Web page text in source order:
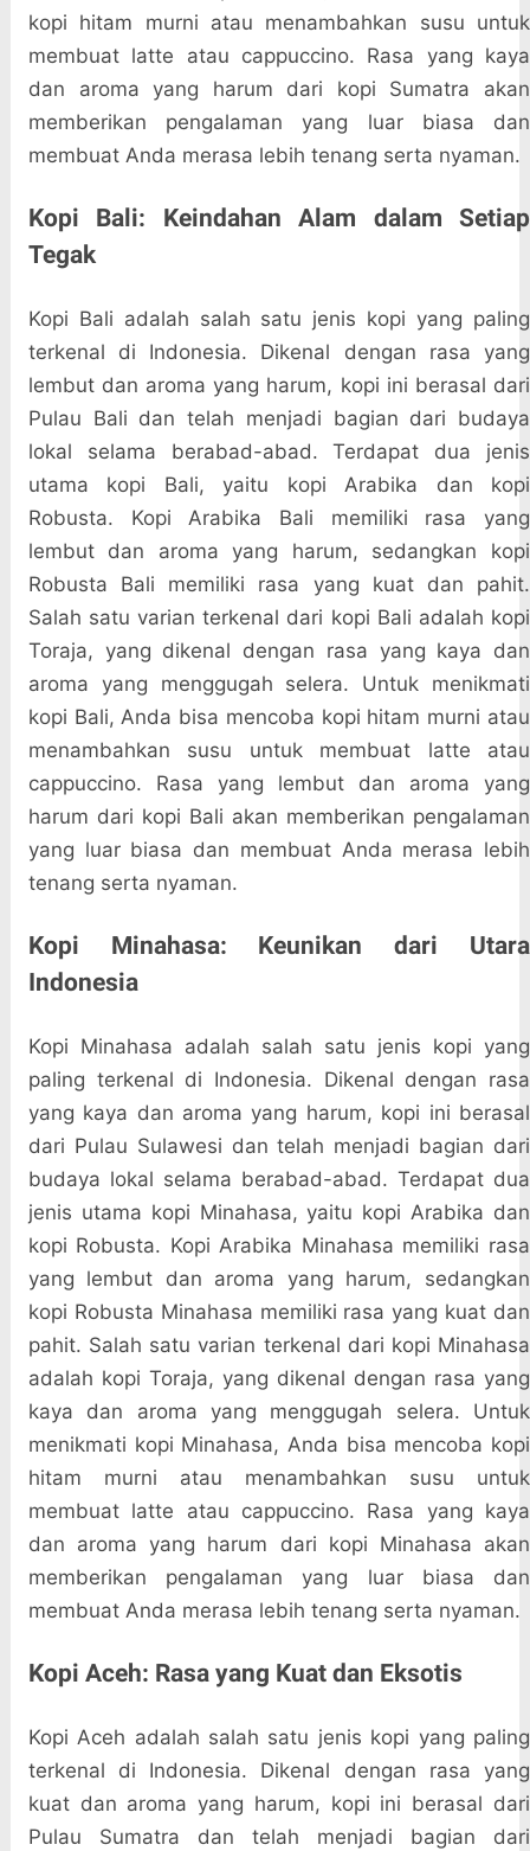
kopi hitam murni atau menambahkan susu untuk
membuat latte atau cappuccino. Rasa yang kaya
dan aroma yang harum dari kopi Sumatra akan
memberikan pengalaman yang luar biasa dan
membuat Anda merasa lebih tenang serta nyaman.
Kopi Bali: Keindahan Alam dalam Setiap
Tegak
Kopi Bali adalah salah satu jenis kopi yang paling
terkenal di Indonesia. Dikenal dengan rasa yang
lembut dan aroma yang harum, kopi ini berasal dari
Pulau Bali dan telah menjadi bagian dari budaya
lokal selama berabad-abad. Terdapat dua jenis
utama kopi Bali, yaitu kopi Arabika dan kopi
Robusta. Kopi Arabika Bali memiliki rasa yang
lembut dan aroma yang harum, sedangkan kopi
Robusta Bali memiliki rasa yang kuat dan pahit.
Salah satu varian terkenal dari kopi Bali adalah kopi
Toraja, yang dikenal dengan rasa yang kaya dan
aroma yang menggugah selera. Untuk menikmati
kopi Bali, Anda bisa mencoba kopi hitam murni atau
menambahkan susu untuk membuat latte atau
cappuccino. Rasa yang lembut dan aroma yang
harum dari kopi Bali akan memberikan pengalaman
yang luar biasa dan membuat Anda merasa lebih
tenang serta nyaman.
Kopi Minahasa: Keunikan dari Utara
Indonesia
Kopi Minahasa adalah salah satu jenis kopi yang
paling terkenal di Indonesia. Dikenal dengan rasa
yang kaya dan aroma yang harum, kopi ini berasal
dari Pulau Sulawesi dan telah menjadi bagian dari
budaya lokal selama berabad-abad. Terdapat dua
jenis utama kopi Minahasa, yaitu kopi Arabika dan
kopi Robusta. Kopi Arabika Minahasa memiliki rasa
yang lembut dan aroma yang harum, sedangkan
kopi Robusta Minahasa memiliki rasa yang kuat dan
pahit. Salah satu varian terkenal dari kopi Minahasa
adalah kopi Toraja, yang dikenal dengan rasa yang
kaya dan aroma yang menggugah selera. Untuk
menikmati kopi Minahasa, Anda bisa mencoba kopi
hitam murni atau menambahkan susu untuk
membuat latte atau cappuccino. Rasa yang kaya
dan aroma yang harum dari kopi Minahasa akan
memberikan pengalaman yang luar biasa dan
membuat Anda merasa lebih tenang serta nyaman.
Kopi Aceh: Rasa yang Kuat dan Eksotis
Kopi Aceh adalah salah satu jenis kopi yang paling
terkenal di Indonesia. Dikenal dengan rasa yang
kuat dan aroma yang harum, kopi ini berasal dari
Pulau Sumatra dan telah menjadi bagian dari